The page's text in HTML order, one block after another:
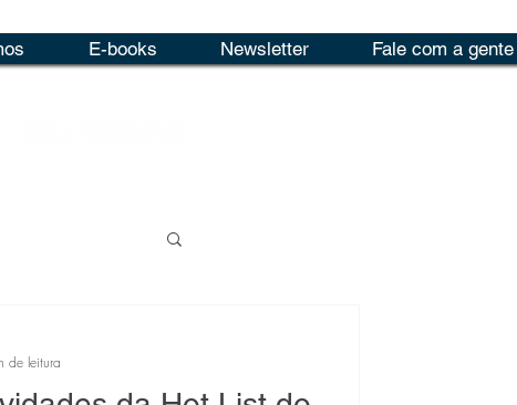
E-books Newsletter Fale com a gente
de leitura